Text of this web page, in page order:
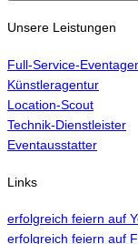
Unsere Leistungen
Full-Service-
Künstleragentur
Location-Scout
Technik-Dienstleister
Eventausstatter
Links
erfolgreich feiern auf
erfolgreich feiern auf